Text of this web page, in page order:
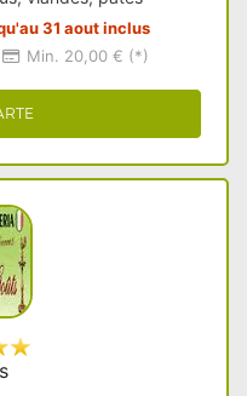
31 aout inclus
Min. 20,00 € (*)